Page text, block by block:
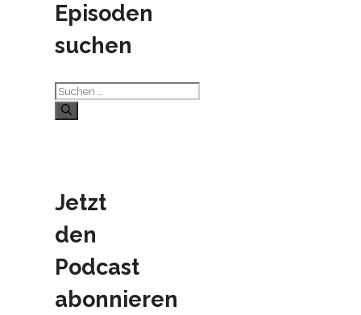
Episoden
suchen
Suchen
nach:
Jetzt
den
Podcast
abonnieren